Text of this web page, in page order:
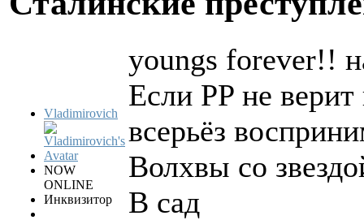
Vladimirovich
NOW
ONLINE
Инквизитор
youngs forever!!
Если PP не
всерьёз
Волхвы со
В сад